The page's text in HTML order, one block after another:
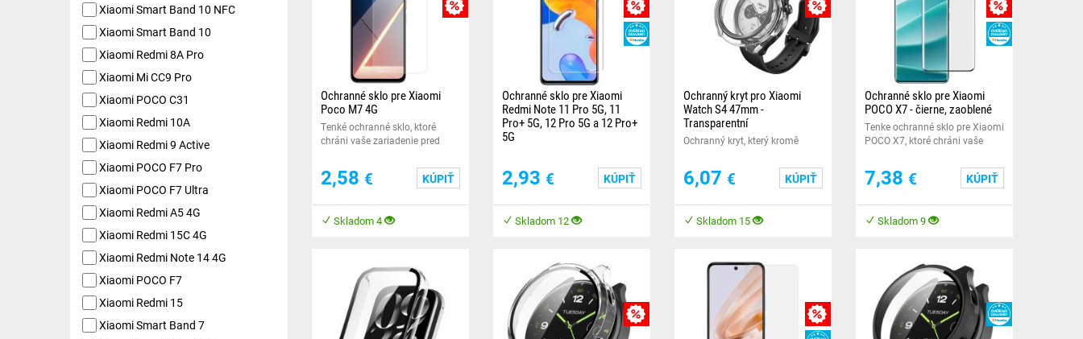
Xiaomi Smart Band 10 NFC
Xiaomi Smart Band 10
Xiaomi Redmi 8A Pro
Xiaomi Mi CC9 Pro
Xiaomi POCO C31
Xiaomi Redmi 10A
Xiaomi Redmi 9 Active
Xiaomi POCO F7 Pro
Xiaomi POCO F7 Ultra
Xiaomi Redmi A5 4G
Xiaomi Redmi 15C 4G
Xiaomi Redmi Note 14 4G
Xiaomi POCO F7
Xiaomi Redmi 15
Xiaomi Smart Band 7
Ochranné sklo pre Xiaomi
Poco M7 4G
Tenké ochranné sklo, ktoré
chráni vaše zariadenie pred
MNOŽSTEVNÁ ZĽAVY
2,58 € KÚPIŤ
Skladom 4
Ochranné sklo pre Xiaomi
Redmi Note 11 Pro 5G, 11
Pro+ 5G, 12 Pro 5G a 12 Pro+
5G
ochráni Vaše zariadenie pred
poškodením.
MNOŽSTEVNÁ ZĽAVY
2,93 € KÚPIŤ
Skladom 12
Ochranný kryt pro Xiaomi
Watch S4 47mm -
Transparentní
Ochranný kryt, který kromě
Vašich chytrých hodinek.
MNOŽSTEVNÁ ZĽAVY
6,07 € KÚPIŤ
Skladom 15
Ochranné sklo pre Xiaomi
POCO X7 - čierne, zaoblené
Tenke ochranné sklo pre Xiaomi
POCO X7, ktoré chráni vaše
Pred odstránením fólie
7,38 € KÚPIŤ
Skladom 9
MNOŽSTEVNÁ ZĽAVY MNOŽSTEVNÁ ZĽAVY